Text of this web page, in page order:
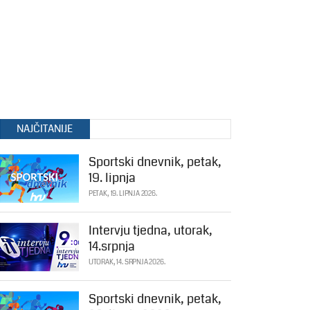
NAJČITANIJE
Sportski dnevnik, petak,
19. lipnja
PETAK, 19. LIPNJA 2026.
Intervju tjedna, utorak,
14.srpnja
UTORAK, 14. SRPNJA 2026.
Sportski dnevnik, petak,